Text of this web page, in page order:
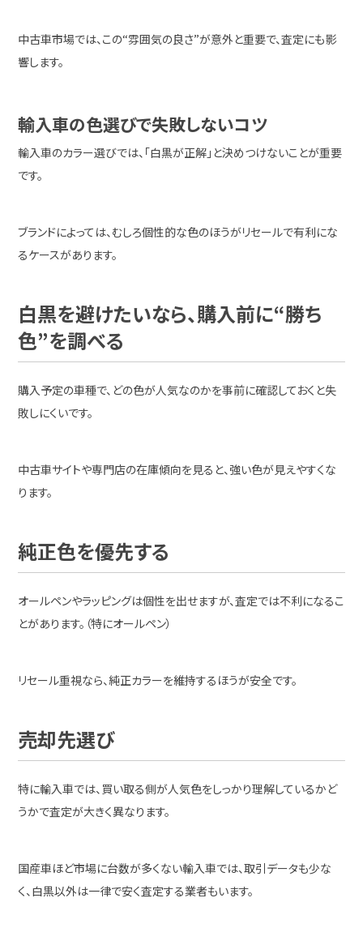
中古車市場では、この“雰囲気の良さ”が意外と重要で、査定にも影
響します。
輸入車の色選びで失敗しないコツ
輸入車のカラー選びでは、「白黒が正解」と決めつけないことが重要
です。
ブランドによっては、むしろ個性的な色のほうがリセールで有利にな
るケースがあります。
白黒を避けたいなら、購入前に“勝ち
色”を調べる
購入予定の車種で、どの色が人気なのかを事前に確認しておくと失
敗しにくいです。
中古車サイトや専門店の在庫傾向を見ると、強い色が見えやすくな
ります。
純正色を優先する
オールペンやラッピングは個性を出せますが、査定では不利になるこ
とがあります。（特にオールペン）
リセール重視なら、純正カラーを維持するほうが安全です。
売却先選び
特に輸入車では、買い取る側が人気色をしっかり理解しているかど
うかで査定が大きく異なります。
国産車ほど市場に台数が多くない輸入車では、取引データも少な
く、白黒以外は一律で安く査定する業者もいます。